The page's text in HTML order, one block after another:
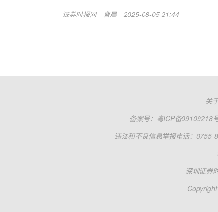
证券时报网 曹晨 2025-08-05 21:44
关
备案号： 粤ICP备09109218
违法和不良信息举报电话：0755-
深圳证券